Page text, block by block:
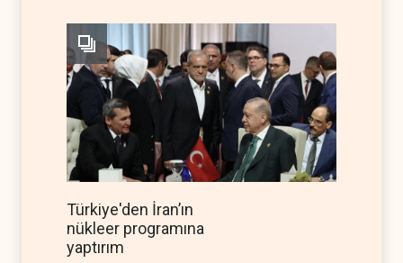
Türkiye'den İran’ın
nükleer programına
yaptırım